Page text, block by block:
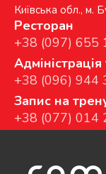
Київська обл., м.
Ресторан
+38 (097) 655
+38 (096) 944
Запис на
+38 (077) 014